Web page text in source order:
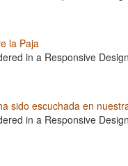
la Paja
sido escuchada en